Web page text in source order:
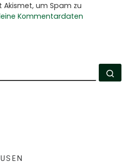
Akismet, um Spam zu
Kommentardaten